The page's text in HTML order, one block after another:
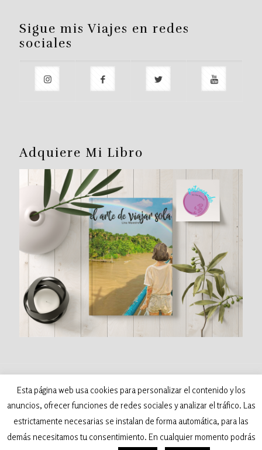
Sigue mis Viajes en redes
sociales
Adquiere Mi Libro
©2026 Patoneando - Blog de viajes. Todos los
derechos reservados. Desarrollado por:
Samva Network
Política de privacidad
Política de Cookies
Esta página web usa cookies para personalizar el contenido y los
anuncios, ofrecer funciones de redes sociales y analizar el tráfico. Las
estrictamente necesarias se instalan de forma automática, para las
demás necesitamos tu consentimiento. En cualquier momento podrás